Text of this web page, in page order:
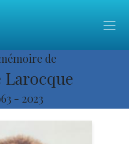
de
Larocque
- 2023